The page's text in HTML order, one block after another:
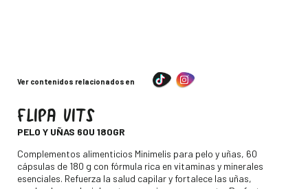
Ver contenidos relacionados en
FLIPA VITS-
PELO Y UÑAS 60U 180GR
Descripción
Complementos alimenticios Minimelis para pelo y uñas, 60
cápsulas de 180 g con fórmula rica en vitaminas y minerales
esenciales. Refuerza la salud capilar y fortalece las uñas,